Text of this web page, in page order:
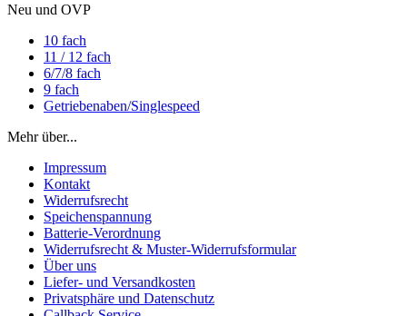
Neu und OVP
10 fach
11 / 12 fach
6/7/8 fach
9 fach
Getriebenaben/Singlespeed
Mehr über...
Impressum
Kontakt
Widerrufsrecht
Speichenspannung
Batterie-Verordnung
Widerrufsrecht & Muster-Widerrufsformular
Über uns
Liefer- und Versandkosten
Privatsphäre und Datenschutz